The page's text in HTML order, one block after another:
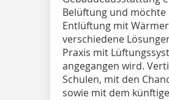
Belüftung und
Entlüftung mit
verschiedene
Praxis mit
angegangen wird.
Schulen, mit den
sowie mit dem